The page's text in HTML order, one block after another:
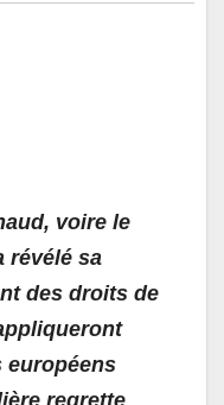
voire le
révélé sa
des droits de
européens